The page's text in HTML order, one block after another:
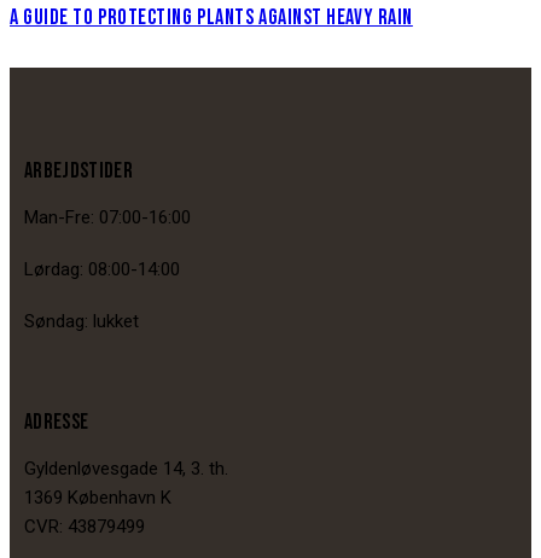
A GUIDE TO PROTECTING PLANTS AGAINST HEAVY RAIN
ARBEJDSTIDER
Man-Fre: 07:00-16:00
Lørdag: 08:00-14:00
Søndag: lukket
ADRESSE
Gyldenløvesgade 14, 3. th.
1369 København K
CVR: 43879499